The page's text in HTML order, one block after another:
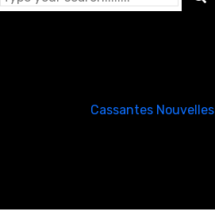
Cassantes Nouvelles